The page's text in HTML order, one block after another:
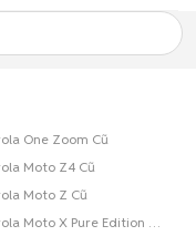
One Zoom Cũ
Moto Z4 Cũ
Moto Z Cũ
Motorola Moto X Pure Edition Cũ